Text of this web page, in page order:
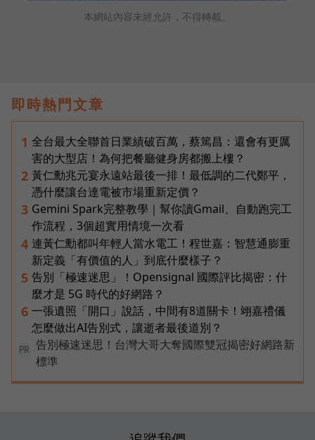
本網站內容未經允許，不得轉載。
即時熱門文章
1 全台最大全聯首日業績破百萬，蔡篤昌：還會有更厲
害的大型店！為何把餐廳健身房都搬上樓？
2 黃仁勳兆元宴永遠站最後一排！最低調的二代鄭平，
憑什麼讓台達電被市場重新定價？
3 Gemini Spark完整教學｜幫你讀Gmail、自動跑完工
作流程，3個超實用情境一次看
4 連黃仁勳都叫年輕人當水電工！程世嘉：智慧通膨重
新定義「有價值的人」到底什麼樣子？
5 告別「極速迷思」！Opensignal 國際評比揭密：什
麼才是 5G 時代的好網路？
6 一張遺照「開口」說話，中間有8道關卡！翊嘉禮儀
怎麼做出AI告別式，讓逝者最後道別？
PR
告別極速迷思！台灣大哥大奪國際雙冠揭密好網路新
標準